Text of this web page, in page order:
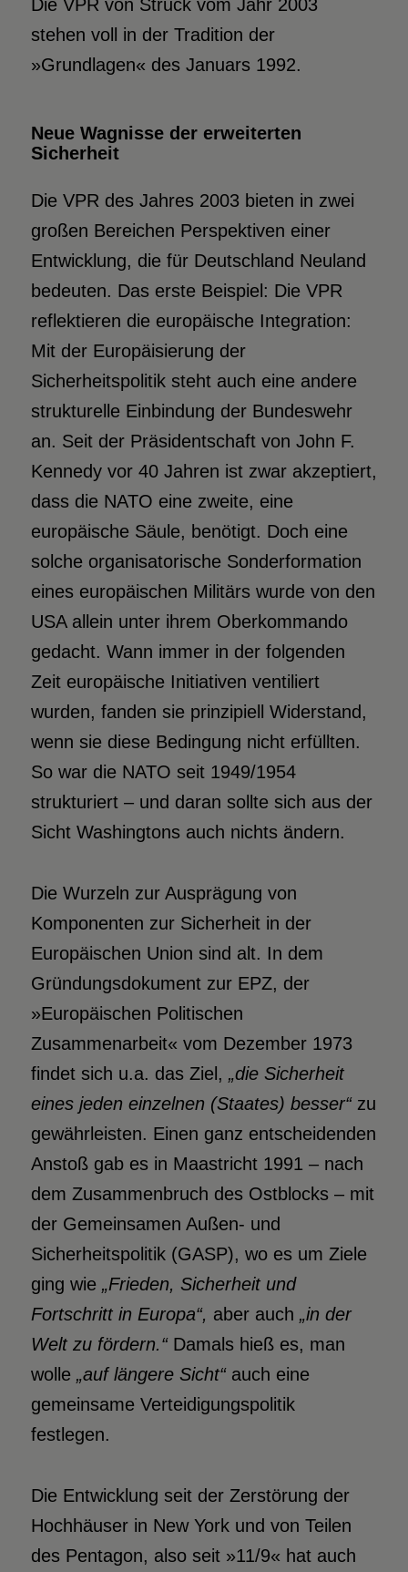
Die VPR von Struck vom Jahr 2003
stehen voll in der Tradition der
»Grundlagen« des Januars 1992.
Neue Wagnisse der erweiterten
Sicherheit
Die VPR des Jahres 2003 bieten in zwei
großen Bereichen Perspektiven einer
Entwicklung, die für Deutschland Neuland
bedeuten. Das erste Beispiel: Die VPR
reflektieren die europäische Integration:
Mit der Europäisierung der
Sicherheitspolitik steht auch eine andere
strukturelle Einbindung der Bundeswehr
an. Seit der Präsidentschaft von John F.
Kennedy vor 40 Jahren ist zwar akzeptiert,
dass die NATO eine zweite, eine
europäische Säule, benötigt. Doch eine
solche organisatorische Sonderformation
eines europäischen Militärs wurde von den
USA allein unter ihrem Oberkommando
gedacht. Wann immer in der folgenden
Zeit europäische Initiativen ventiliert
wurden, fanden sie prinzipiell Widerstand,
wenn sie diese Bedingung nicht erfüllten.
So war die NATO seit 1949/1954
strukturiert – und daran sollte sich aus der
Sicht Washingtons auch nichts ändern.
Die Wurzeln zur Ausprägung von
Komponenten zur Sicherheit in der
Europäischen Union sind alt. In dem
Gründungsdokument zur EPZ, der
»Europäischen Politischen
Zusammenarbeit« vom Dezember 1973
findet sich u.a. das Ziel, „die Sicherheit
eines jeden einzelnen (Staates) besser“zu
gewährleisten. Einen ganz entscheidenden
Anstoß gab es in Maastricht 1991 – nach
dem Zusammenbruch des Ostblocks – mit
der Gemeinsamen Außen- und
Sicherheitspolitik (GASP), wo es um Ziele
ging wie „Frieden, Sicherheit und
Fortschritt in Europa“, aber auch „in der
Welt zu fördern.“Damals hieß es, man
wolle „auf längere Sicht“auch eine
gemeinsame Verteidigungspolitik
festlegen.
Die Entwicklung seit der Zerstörung der
Hochhäuser in New York und von Teilen
des Pentagon, also seit »11/9« hat auch